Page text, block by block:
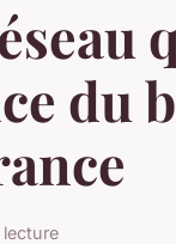
du